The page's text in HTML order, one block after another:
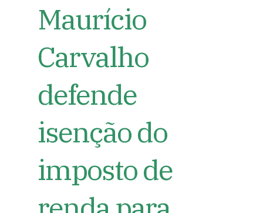
Maurício
Carvalho
defende
isenção do
imposto de